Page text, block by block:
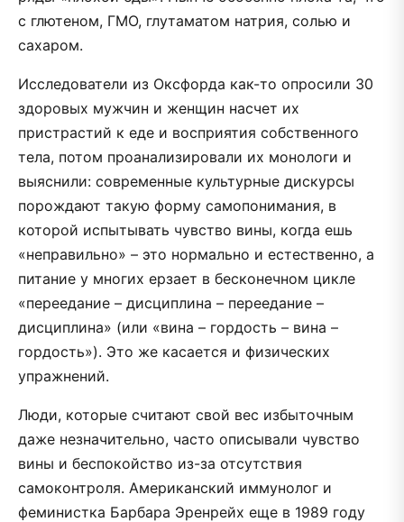
с глютеном, ГМО, глутаматом натрия, солью и
сахаром.
Исследователи из Оксфорда как-то опросили 30
здоровых мужчин и женщин насчет их
пристрастий к еде и восприятия собственного
тела, потом проанализировали их монологи и
выяснили: современные культурные дискурсы
порождают такую форму самопонимания, в
которой испытывать чувство вины, когда ешь
«неправильно» – это нормально и естественно, а
питание у многих ерзает в бесконечном цикле
«переедание – дисциплина – переедание –
дисциплина» (или «вина – гордость – вина –
гордость»). Это же касается и физических
упражнений.
Люди, которые считают свой вес избыточным
даже незначительно, часто описывали чувство
вины и беспокойство из-за отсутствия
самоконтроля. Американский иммунолог и
феминистка Барбара Эренрейх еще в 1989 году